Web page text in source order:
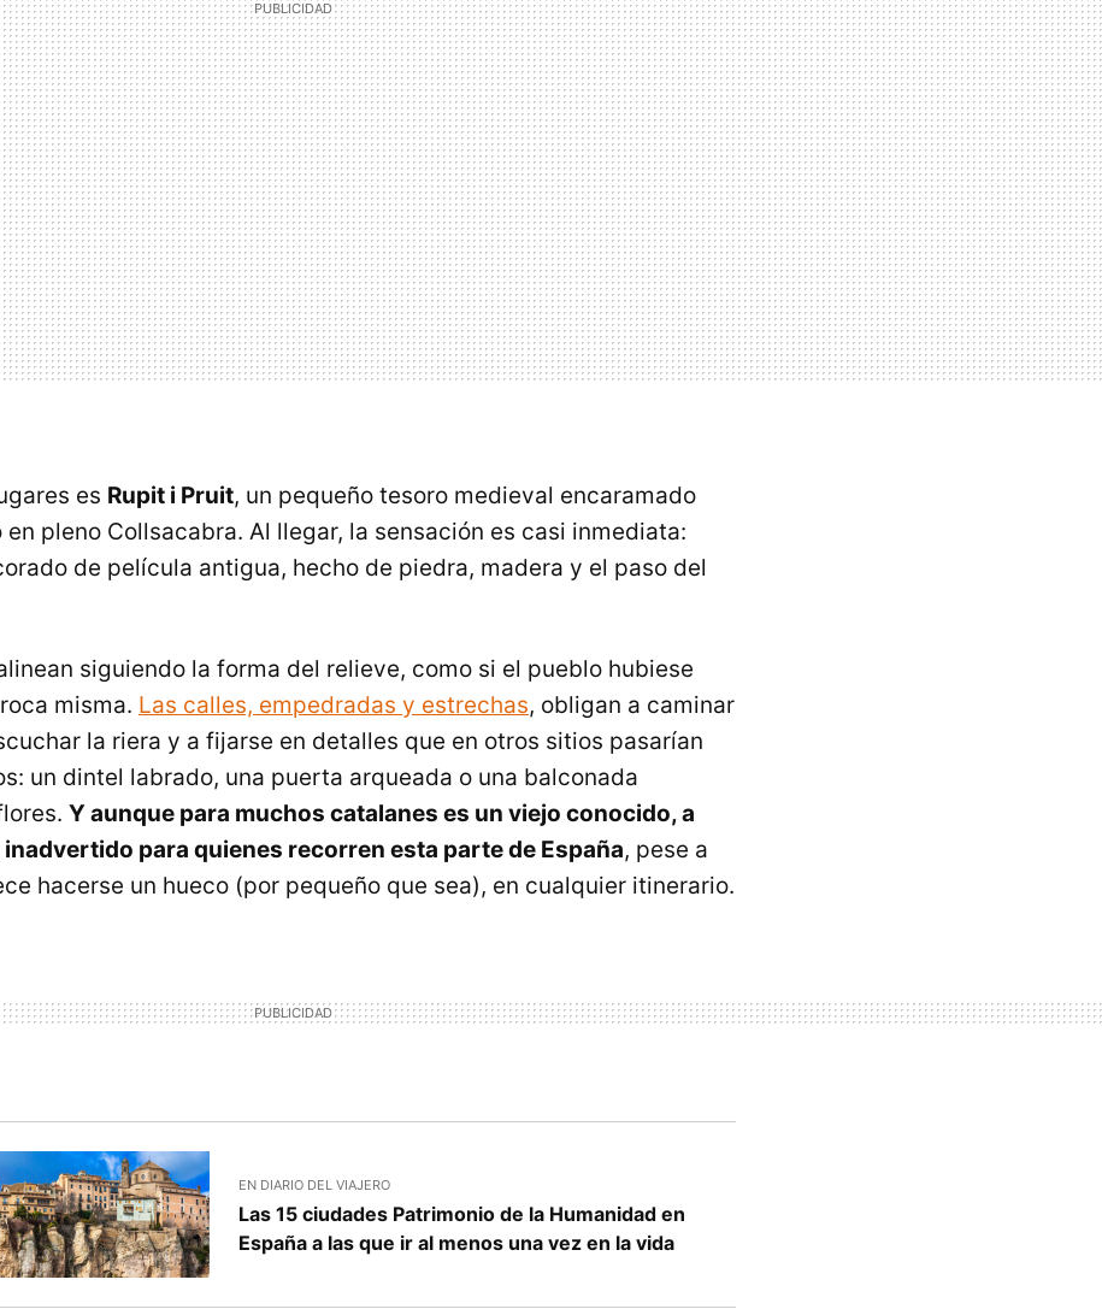
es Rupit i Pruit, un pequeño tesoro medieval encaramado
en pleno Collsacabra. Al llegar, la sensación es casi inmediata:
de película antigua, hecho de piedra, madera y el paso del
siguiendo la forma del relieve, como si el pueblo hubiese
misma. Las calles, empedradas y estrechas, obligan a caminar
la riera y a fijarse en detalles que en otros sitios pasarían
un dintel labrado, una puerta arqueada o una balconada
Y aunque para muchos catalanes es un viejo conocido, a
para quienes recorren esta parte de España, pese a
hacerse un hueco (por pequeño que sea), en cualquier itinerario.
EN DIARIO DEL VIAJERO
Las 15 ciudades Patrimonio de la Humanidad en
España a las que ir al menos una vez en la vida